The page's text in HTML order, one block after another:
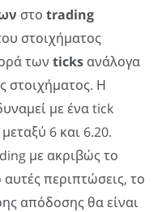
στο trading
στοιχήματος
των ticks ανάλογα
στοιχήματος. Η
με ένα tick
6 και 6.20.
με ακριβώς το
περιπτώσεις, το
απόδοσης θα είναι